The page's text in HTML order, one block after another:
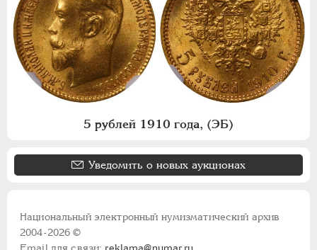
5 рублей 1910 года, (ЭБ)
Уведомить о новых аукционах
Национальный электронный нумизматический архив
2004-2026 ©